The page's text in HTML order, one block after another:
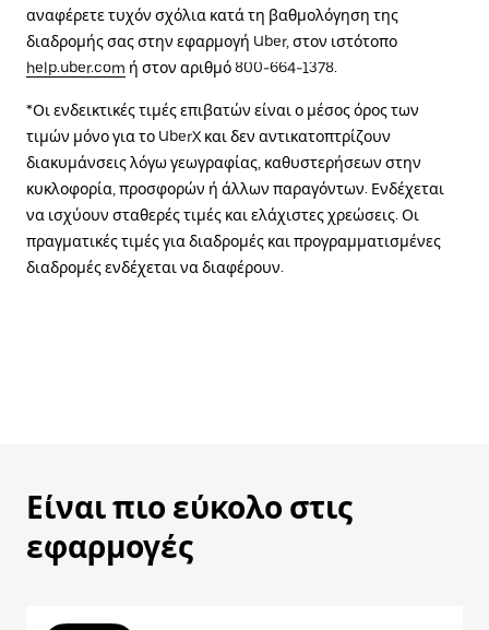
αναφέρετε τυχόν σχόλια κατά τη βαθμολόγηση της
διαδρομής σας στην εφαρμογή Uber, στον ιστότοπο
help.uber.com ή στον αριθμό 800-664-1378.
*Οι ενδεικτικές τιμές επιβατών είναι ο μέσος όρος των
τιμών μόνο για το UberX και δεν αντικατοπτρίζουν
διακυμάνσεις λόγω γεωγραφίας, καθυστερήσεων στην
κυκλοφορία, προσφορών ή άλλων παραγόντων. Ενδέχεται
να ισχύουν σταθερές τιμές και ελάχιστες χρεώσεις. Οι
πραγματικές τιμές για διαδρομές και προγραμματισμένες
διαδρομές ενδέχεται να διαφέρουν.
Είναι πιο εύκολο στις
εφαρμογές